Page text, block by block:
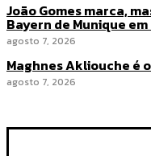
João Gomes marca,
Bayern de Munique
agosto 7, 2026
Maghnes Akliouche é
agosto 7, 2026